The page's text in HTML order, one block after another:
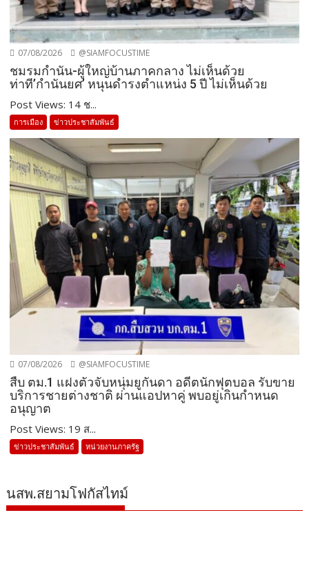
07/08/2026 @SIAMFOCUSTIME
ชมรมกำนัน-ผู้ใหญ่บ้านภาคกลาง ไม่เห็นด้วย
ท่าที’กำนันยศ’ หนุนดำรงตำแหน่ง 5 ปี ไม่เห็นด้วย
Post Views: 14 ช...
การเมือง ข่าวประชาสัมพันธ์
07/08/2026 @SIAMFOCUSTIME
สืบ ตม.1 แฝงตัวจับหนุ่มยูกันดา อดีตนักฟุตบอล รับขาย
บริการชายต่างชาติ ผ่านแอปหาคู่ พบอยู่เกินกำหนด
อนุญาต
Post Views: 19 ส...
ข่าวประชาสัมพันธ์ หน่วยงานภาครัฐ
นสพ.สยามโฟกัสไทม์